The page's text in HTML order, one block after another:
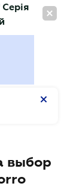
выбор